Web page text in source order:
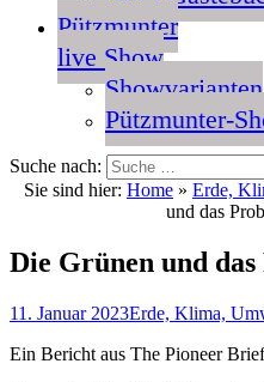
Pützmunter
live Show
Showvarianten
Pützmunter-
Suche nach:
Sie sind hier: Home » Erde,
und das
Die Grünen und
11. Januar 2023Erde, Klima,
Ein Bericht aus The Pioneer